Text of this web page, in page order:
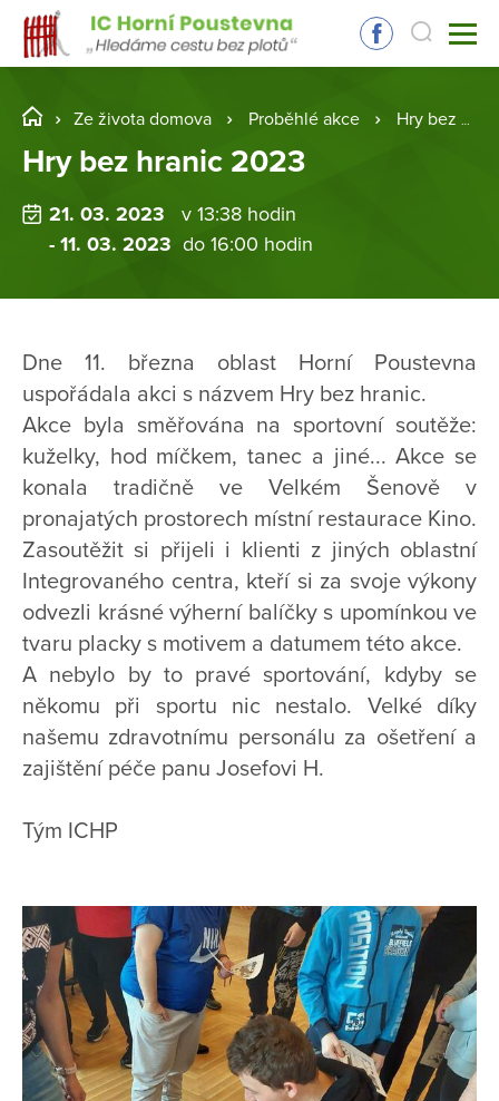
Ze života domova Proběhlé akce Hry bez hranic 2023
Hry bez hranic 2023
21. 03. 2023
v 13:38 hodin
- 11. 03. 2023 do 16:00 hodin
Dne 11. března oblast Horní Poustevna
uspořádala akci s názvem Hry bez hranic.
Akce byla směřována na sportovní soutěže:
kuželky, hod míčkem, tanec a jiné... Akce se
konala tradičně ve Velkém Šenově v
pronajatých prostorech místní restaurace Kino.
Zasoutěžit si přijeli i klienti z jiných oblastní
Integrovaného centra, kteří si za svoje výkony
odvezli krásné výherní balíčky s upomínkou ve
tvaru placky s motivem a datumem této akce.
A nebylo by to pravé sportování, kdyby se
někomu při sportu nic nestalo. Velké díky
našemu zdravotnímu personálu za ošetření a
zajištění péče panu Josefovi H.
Tým ICHP